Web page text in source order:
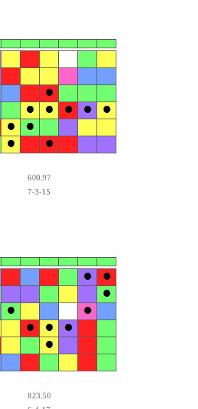
600.97
7-3-15
823.50